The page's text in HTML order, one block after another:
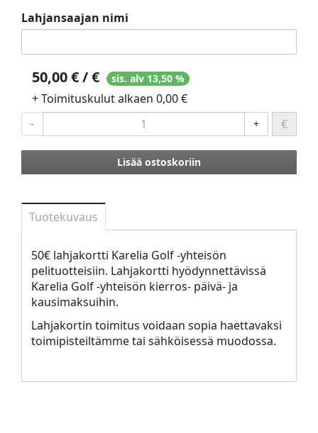
Lahjansaajan nimi
50,00 € / € sis. alv 13,50 %
+ Toimituskulut alkaen 0,00 €
- + €
Lisää ostoskoriin
Tuotekuvaus
50€ lahjakortti Karelia Golf -yhteisön
pelituotteisiin. Lahjakortti hyödynnettävissä
Karelia Golf -yhteisön kierros- päivä- ja
kausimaksuihin.
Lahjakortin toimitus voidaan sopia haettavaksi
toimipisteiltämme tai sähköisessä muodossa.